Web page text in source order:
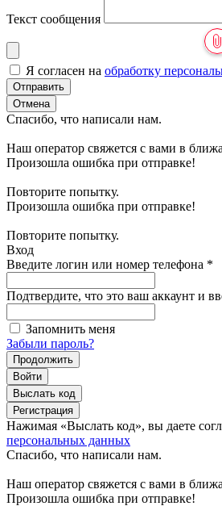
Текст сообщения
Я согласен на обработку
Отправить
Отмена
Спасибо, что написали нам.
Наш оператор свяжется с вами в
Произошла ошибка при отправке!
Повторите попытку.
Произошла ошибка при отправке!
Повторите попытку.
Вход
Введите логин или номер телефона *
Подтвердите, что это ваш аккаунт и
Запомнить меня
Забыли пароль?
Продолжить
Войти
Выслать код
Регистрация
Нажимая «Выслать код», вы даете
персональных данных
Спасибо, что написали нам.
Наш оператор свяжется с вами в
Произошла ошибка при отправке!